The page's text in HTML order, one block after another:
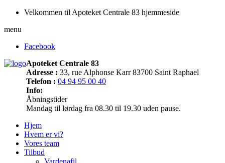
Velkommen til Apoteket Centrale 83 hjemmeside
menu
Facebook
Apoteket Centrale 83
Adresse : 33, rue Alphonse Karr 83700 Saint Raphael
Telefon : 04 94 95 00 40
Info:
Åbningstider
Mandag til lørdag fra 08.30 til 19.30 uden pause.
Hjem
Hvem er vi?
Vores team
Tilbud
Vardenafil